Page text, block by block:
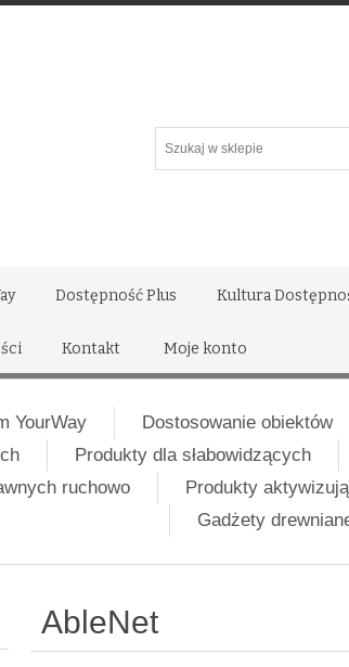
Dostępność Plus Kultura
Kontakt Moje konto
YourWay Dostosowanie obiektów
Produkty dla słabowidzących
ruchowo
Produkty
Gadżety
AbleNet